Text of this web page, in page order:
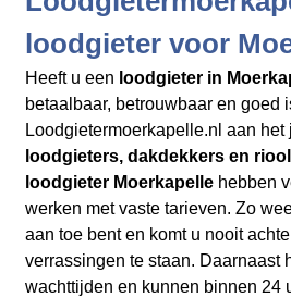
loodgieter voor
Heeft u een loodgieter in
betaalbaar, betrouwbaar en goed
Loodgietermoerkapelle.nl aan het
loodgieters, dakdekkers en
loodgieter Moerkapellehebben
werken met vaste tarieven. Zo
aan toe bent en komt u nooit
verrassingen te staan. Daarnaast
wachttijden en kunnen binnen 24